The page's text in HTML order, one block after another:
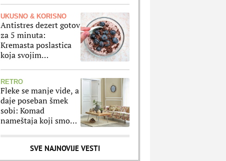
UKUSNO & KORISNO
Antistres dezert gotov
za 5 minuta:
Kremasta poslastica
koja svojim
dan
RETRO
Fleke se manje vide, a
daje poseban šmek
sobi: Komad
nameštaja koji smo
vraća još lepši!
SVE NAJNOVIJE VESTI